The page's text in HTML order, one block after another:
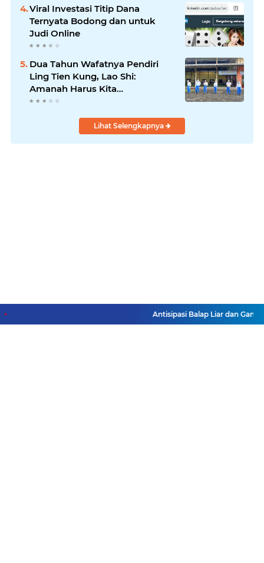
Viral Investasi Titip Dana
Ternyata Bodong dan untuk
Judi Online
Dua Tahun Wafatnya Pendiri
Ling Tien Kung, Lao Shi:
Amanah Harus Kita
Laksanakan!
Lihat Selengkapnya
Antisipasi Balap Liar dan